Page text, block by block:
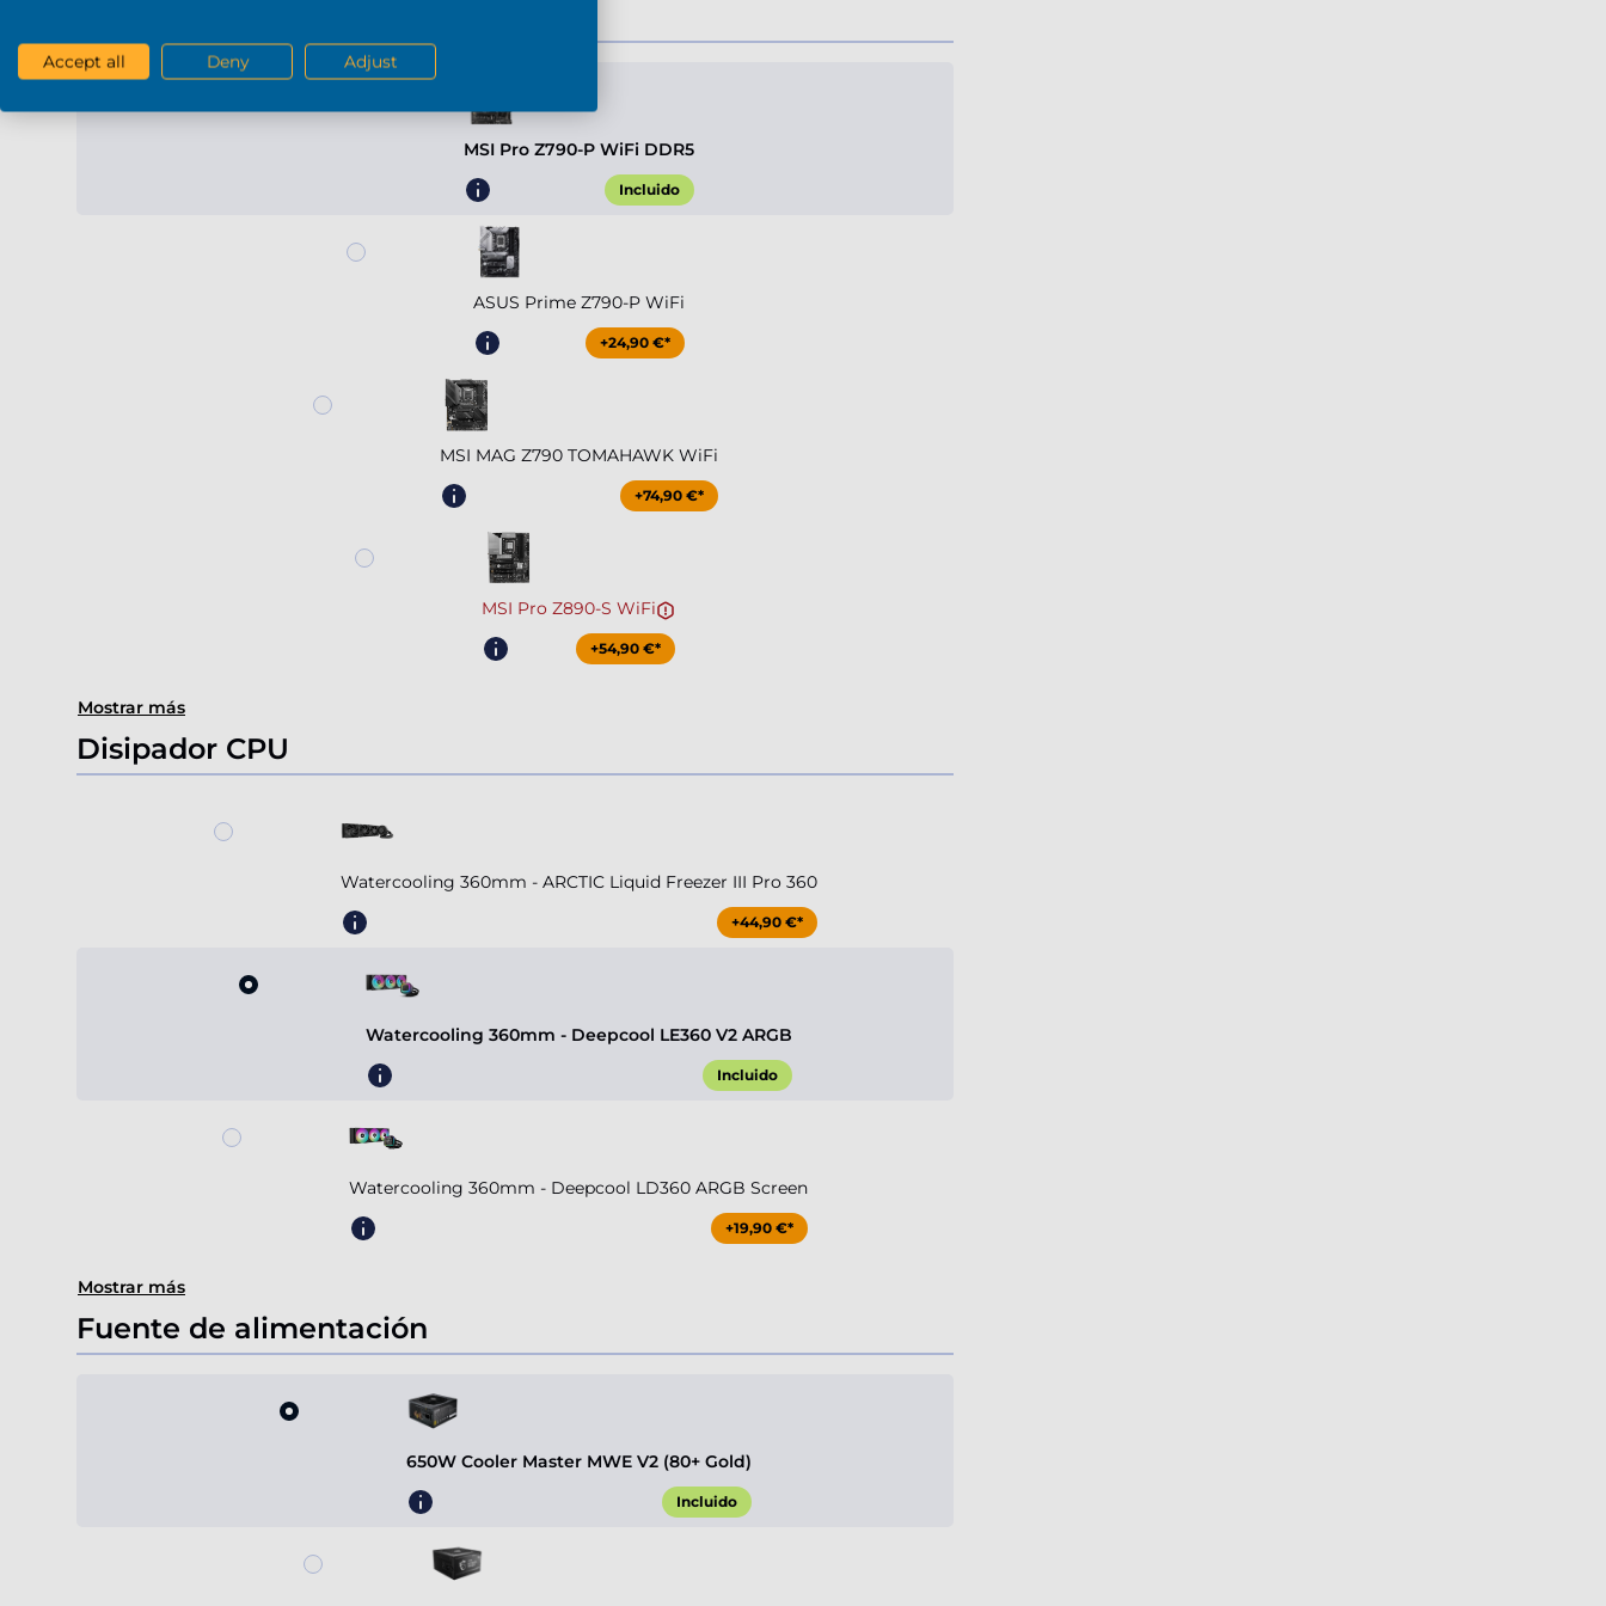
MSI Pro Z790-P WiFi DDR5
Incluido
ASUS Prime Z790-P WiFi
+24,90 €*
MSI MAG Z790 TOMAHAWK WiFi
+74,90 €*
MSI Pro Z890-S WiFi
+54,90 €*
Mostrar más
Disipador CPU
Watercooling 360mm - ARCTIC Liquid Freezer III Pro 360
+44,90 €*
Watercooling 360mm - Deepcool LE360 V2 ARGB
Incluido
Watercooling 360mm - Deepcool LD360 ARGB Screen
+19,90 €*
Mostrar más
Fuente de alimentación
650W Cooler Master MWE V2 (80+ Gold)
Incluido
Accept all Deny Adjust